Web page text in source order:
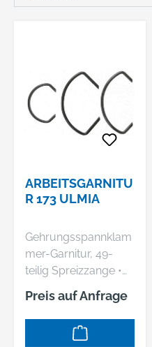
ARBEITSGARNITU
R 173 ULMIA
Gehrungsspannklam
mer-Garnitur, 49-
teilig Spreizzange •
Aus Leichtmetall, mit
2-seitig
angegossenen
Nockenpaaren •
Preis auf Anfrage